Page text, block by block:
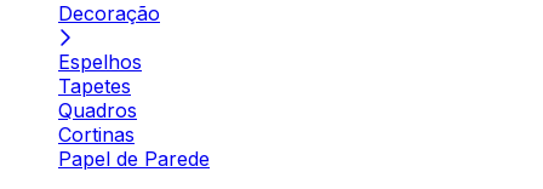
Decoração
Espelhos
Tapetes
Quadros
Cortinas
Papel de Parede